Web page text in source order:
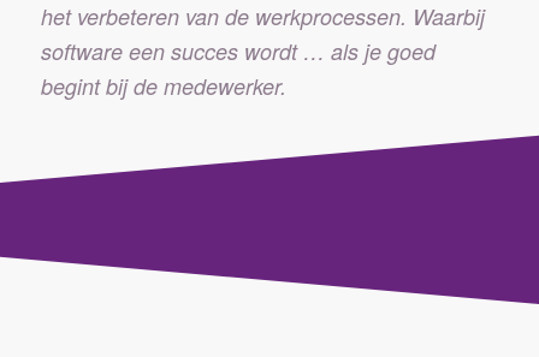
het verbeteren van de werkprocessen. Waarbij
software een succes wordt … als je goed
begint bij de medewerker.